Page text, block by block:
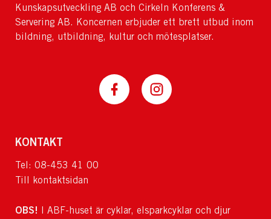
Kunskapsutveckling AB och Cirkeln Konferens &
Servering AB. Koncernen erbjuder ett brett utbud inom
bildning, utbildning, kultur och mötesplatser.
KONTAKT
Tel: 08-453 41 00
Till kontaktsidan
OBS!
I ABF-huset är cyklar, elsparkcyklar och djur